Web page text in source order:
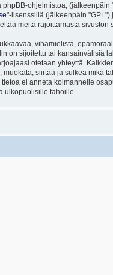
ohjelmistoa,
"-lisenssillä (jälkeenpäin
meitä rajoittamasta
vihamielistä,
on sijoitettu tai kansainvälisiä
otetaan yhteyttä.
muokata, siirtää ja sulkea mikä
ei anneta kolmannelle
ulkopuolisille tahoille.